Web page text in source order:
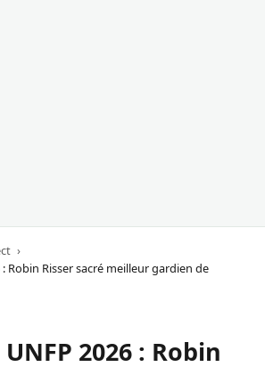
Robin Risser sacré meilleur gardien de
2026 : Robin